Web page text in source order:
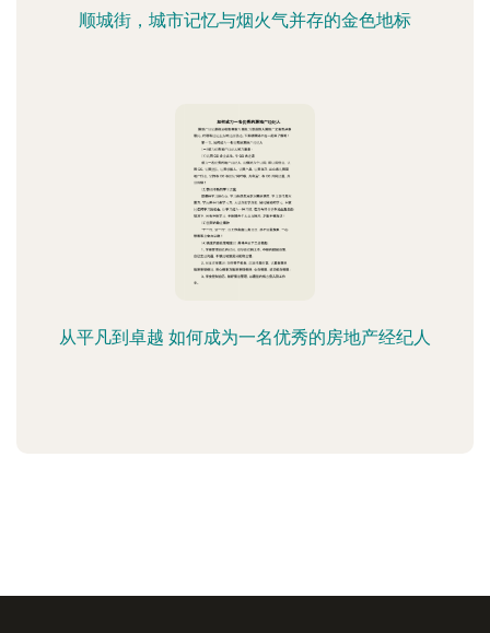
顺城街，城市记忆与烟火气并存的金色地标
从平凡到卓越 如何成为一名优秀的房地产经纪人